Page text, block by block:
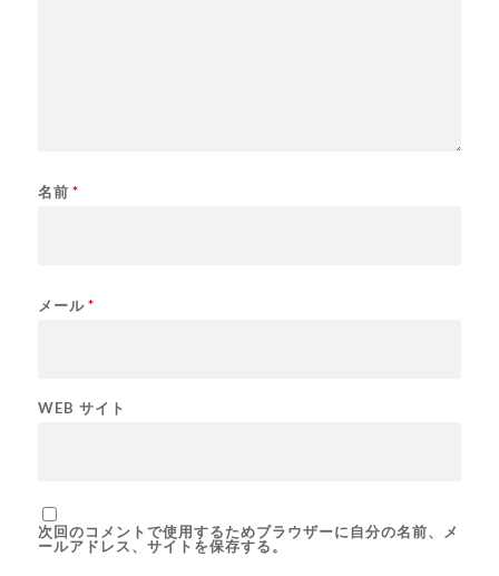
名前 *
メール *
WEB サイト
次回のコメントで使用するためブラウザーに自分の名前、メ
ールアドレス、サイトを保存する。